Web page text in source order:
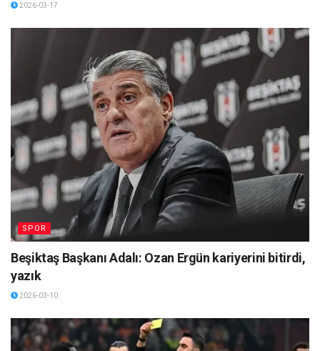
2026-03-17
SPOR
Beşiktaş Başkanı Adalı: Ozan Ergün kariyerini bitirdi,
yazık
2026-03-10